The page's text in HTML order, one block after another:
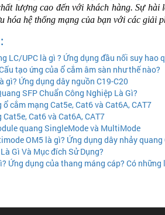
lượng cao đến với khách hàng. Sự
hóa hệ thống mạng của bạn với các giải
LC/UPC là gì ? Ứng dụng đầu nối suy hao
tạo ứng của ổ cắm âm sàn như thế nào?
gì? Ứng dụng dây nguồn C19-C20
SFP Chuẩn Công Nghiệp Là Gì?
cắm mạng Cat5e, Cat6 và Cat6A, CAT7
Cat6 và Cat6A, CAT7
quang SingleMode và MultiMode
OM5 là gì? Ứng dụng dây nhảy quang
Gì Và Mục đích Sử Dụng?
Ứng dụng của thang máng cáp? Có